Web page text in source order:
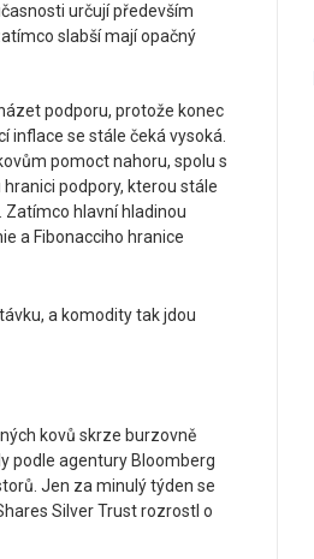
určují především
slabší mají opačný
podporu, protože konec
inflace se stále čeká vysoká.
pomoct nahoru, spolu s
podpory, kterou stále
hlavní hladinou
a Fibonacciho hranice
kovů skrze burzovně
podle agentury Bloomberg
Jen za minulý týden se
Silver Trust rozrostl o